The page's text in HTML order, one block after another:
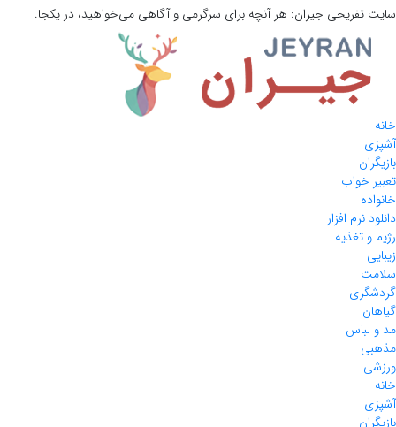
سایت تفریحی جیران: هر آنچه برای سرگرمی و آگاهی می‌خواهید، در یکجا.
خانه
آشپزی
بازیگران
تعبیر خواب
خانواده
دانلود نرم افزار
رژیم و تغذیه
زیبایی
سلامت
گردشگری
گیاهان
مد و لباس
مذهبی
ورزشی
خانه
آشپزی
بازیگران